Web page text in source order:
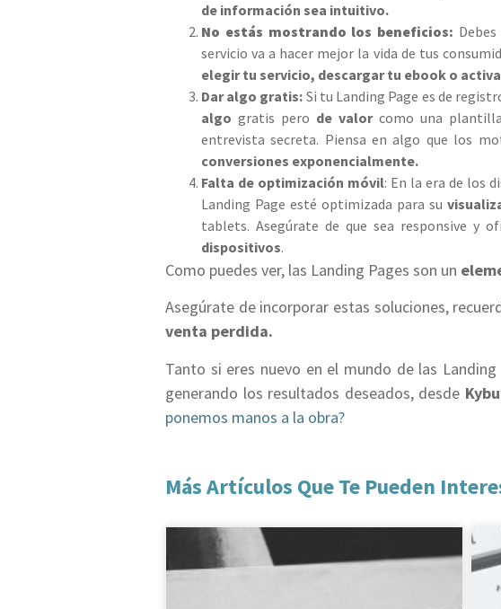
de información sea intuitivo.
No estás mostrando los beneficios:
servicio va a hacer mejor la vida de tus
elegir tu servicio, descargar tu ebook o
Dar algo gratis: Si tu Landing Page es de
algo gratis pero de valor como una
entrevista secreta. Piensa en algo que los
conversiones exponencialmente.
Falta de optimización móvil: En la era de los
Landing Page esté optimizada para su
tablets. Asegúrate de que sea responsive y
dispositivos.
Como puedes ver, las Landing Pages son un
Asegúrate de incorporar estas soluciones,
venta perdida.
Tanto si eres nuevo en el mundo de las
generando los resultados deseados, desde
ponemos manos a la obra?
Más Artículos Que Te Pueden